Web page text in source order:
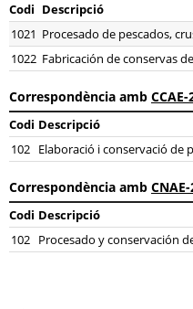
Codi Descripció
1021 Procesado de pescados,
1022 Fabricación de conservas
Correspondència amb
Codi Descripció
102 Elaboració i conservació de
Correspondència amb
Codi Descripció
102 Procesado y conservación